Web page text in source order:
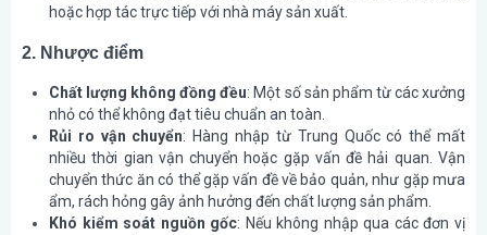
hoặc hợp tác trực tiếp với nhà máy sản xuất.
2. Nhược điểm
Chất lượng không đồng đều: Một số sản phẩm từ các xưởng
nhỏ có thể không đạt tiêu chuẩn an toàn.
Rủi ro vận chuyển: Hàng nhập từ Trung Quốc có thể mất
nhiều thời gian vận chuyển hoặc gặp vấn đề hải quan. Vận
chuyển thức ăn có thể gặp vấn đề về bảo quản, như gặp mưa
ẩm, rách hỏng gây ảnh hưởng đến chất lượng sản phẩm.
Khó kiểm soát nguồn gốc: Nếu không nhập qua các đơn vị